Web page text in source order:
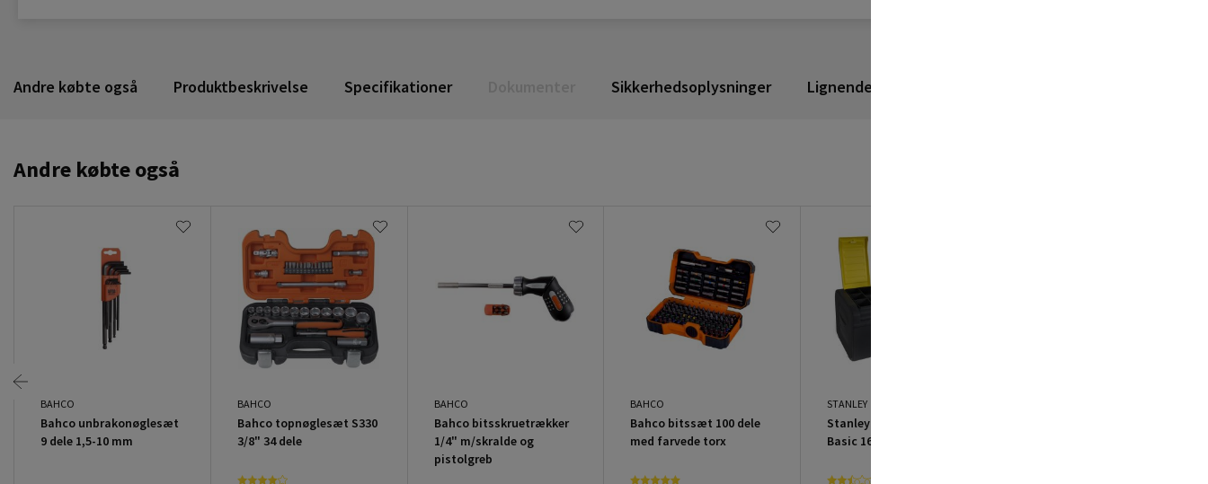
Andre købte også Produktbeskrivelse Specifikationer Sikkerhedsoplysninger Lignende produkter
Andre købte også
BAHCO
Bahco unbrakonøglesæt
9 dele 1,5-10 mm
BAHCO
Bahco topnøglesæt S330
3/8" 34 dele
BAHCO
Bahco bitsskruetrækker
1/4" m/skralde og
pistolgreb
BAHCO
Bahco bitssæt 100 dele
med farvede torx
STANLEY
Stanley værktøjskasse
Basic 16"